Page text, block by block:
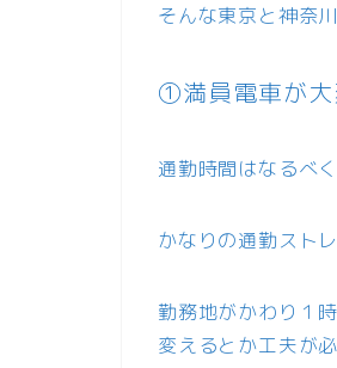
そんな東京と神奈
①満員電車が大
通勤時間はなるべ
かなりの通勤スト
勤務地がかわり１
変えるとか工夫が必